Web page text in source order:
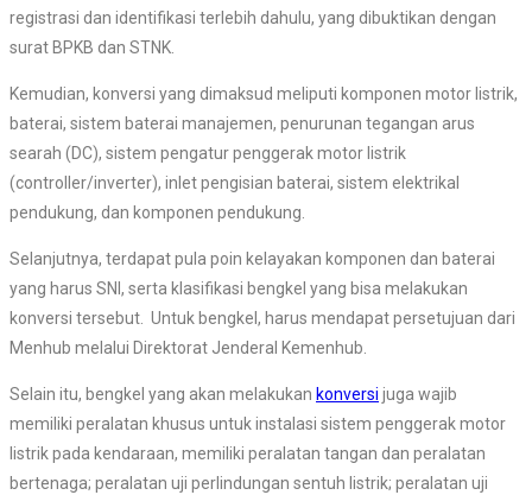
registrasi dan identifikasi terlebih dahulu, yang dibuktikan dengan
surat BPKB dan STNK.
Kemudian, konversi yang dimaksud meliputi komponen motor listrik,
baterai, sistem baterai manajemen, penurunan tegangan arus
searah (DC), sistem pengatur penggerak motor listrik
(controller/inverter), inlet pengisian baterai, sistem elektrikal
pendukung, dan komponen pendukung.
Selanjutnya, terdapat pula poin kelayakan komponen dan baterai
yang harus SNI, serta klasifikasi bengkel yang bisa melakukan
konversi tersebut. Untuk bengkel, harus mendapat persetujuan dari
Menhub melalui Direktorat Jenderal Kemenhub.
Selain itu, bengkel yang akan melakukan konversi juga wajib
memiliki peralatan khusus untuk instalasi sistem penggerak motor
listrik pada kendaraan, memiliki peralatan tangan dan peralatan
bertenaga; peralatan uji perlindungan sentuh listrik; peralatan uji